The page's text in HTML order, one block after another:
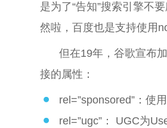
是为了“告知”搜索引擎不
然啦，百度也是支持使用
但在19年，谷歌宣布
接的属性：
rel=”sponsored”：使
rel=”ugc”： UGC为